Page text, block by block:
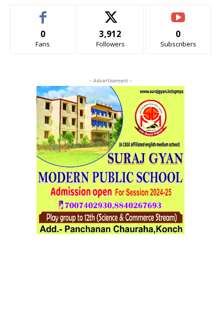
0
Fans
3,912
Followers
0
Subscribers
- Advertisement -